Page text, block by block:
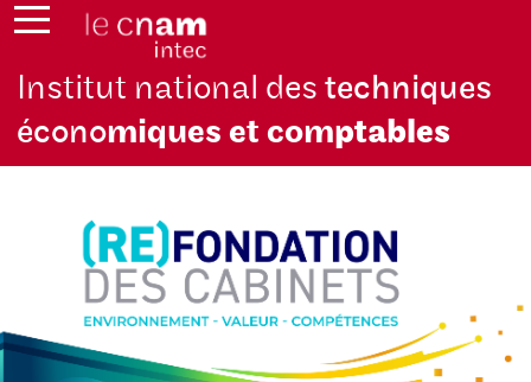
Institut national destechniques
économiques et comptables